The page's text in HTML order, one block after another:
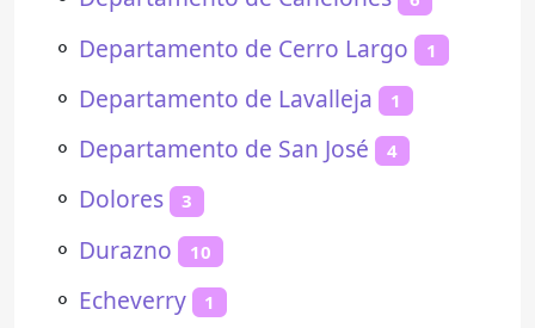
⚬ Departamento de Cerro Largo 1
⚬ Departamento de Lavalleja 1
⚬ Departamento de San José 4
⚬ Dolores 3
⚬ Durazno 10
⚬ Echeverry 1